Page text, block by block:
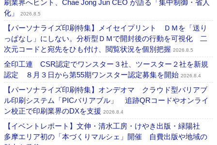
刷業界へヒント、Chae Jong Jun CEO が語る「集中制御・省人
化」
2026.8.5
【パーソナライズ印刷特集】メイセイプリント ＤＭを「送り
っぱなし」にしない。分析型ＤＭで開封後の行動を可視化 二
次元コードと宛先をひも付け、閲覧状況を個別把握 2026.8.5
全印工連 CSR認定でワンスター３社、ツースター２社を新規
認定 ８月３日から第55期ワンスター認定募集を開始 2026.8.4
【パーソナライズ印刷特集】オンデオマ クラウド型バリアブ
ル印刷システム「PICバリアブル」 追跡QRコードやオンライ
ン校正で印刷業界のDXを支援 2026.8.4
【イベントレポート】文伸・清水工房・けやき出版・緑陽社
多摩エリア初の「本づくりマルシェ」開催 自費出版や地域の